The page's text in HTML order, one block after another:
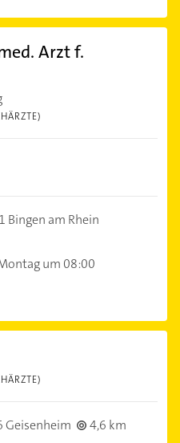
Arzt f.
Bingen am Rhein
um 08:00
Geisenheim
4,6 km